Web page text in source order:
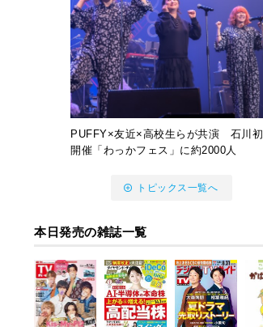
PUFFY×友近×高校生らが共演 石川初
開催「わっかフェス」に約2000人
トピックス一覧へ
本日発売の雑誌一覧